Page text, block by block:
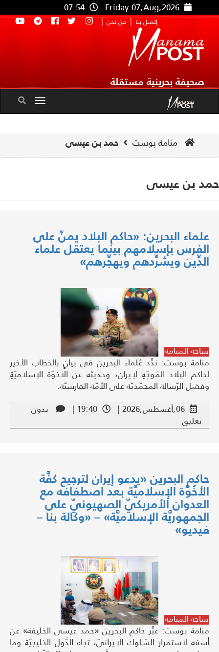
Friday 07,Aug,2026
07:54
إتصل بنا | من نحن |
صحيفة بحرينية مستقلة
Toggle
navigation
منامة بوست حمد بن عيسى
بن عيسى
علماء البحرين: «حاكم البلاد يمنّ على
الفرس بإسلامهم بينما يعتقل علماء
الدِّين ويشرِّدهم ويهجِّرهم»
ساحة المنامة
منامة بوست: ندَّد عُلماء البحرين في بيانٍ بالخطاب الأخير
لحاكم البلاد المُوجَّهِ لإيران، وحديثه عن الأخوَّة الإسلاميَّةِ
وفضل الرّسالة المحمّديّة على الأمّة الفارسيّة.
06,أغسطس,2026 |
19:40 |
بدون
تعليق
حاكم البحرين «يدعو إيران لترجيح كفَّة
الأخُوَّة الإسلاميَّة بعد اصطفافه مع
العدوان الأمريكيّ الصهيونيّ على
الجمهوريَّة الإسلاميَّة» – «وكالة بنا –
فيديو»
ساحة المنامة
منامة بوست: عبَّر حاكم البحرين «حمد عيسى الخليفة» عن
أسفه لاستمرار السّلوك الإيرانيّ، تجاه الدُّول الخليجيَّة وما